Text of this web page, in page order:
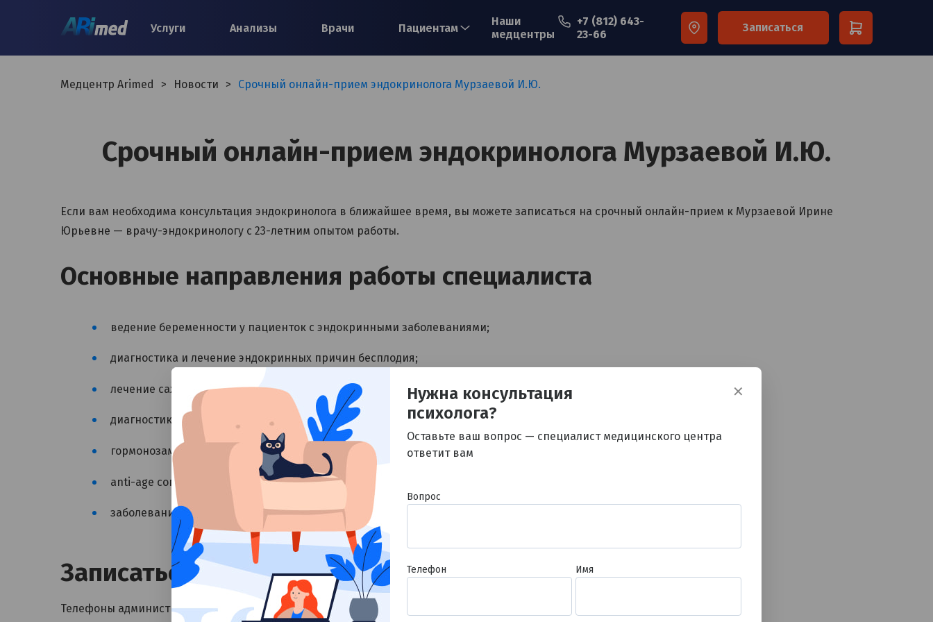
Услуги Анализы Врачи Пациентам
Наши
медцентры
+7 (812) 643-
23-66
Записаться
Медцентр Arimed > Новости > Срочный онлайн-прием эндокринолога Мурзаевой И.Ю.
Срочный онлайн-прием эндокринолога Мурзаевой И.Ю.
Если вам необходима консультация эндокринолога в ближайшее время, вы можете записаться на срочный онлайн-прием к Мурзаевой Ирине
Юрьевне — врачу-эндокринологу с 23-летним опытом работы.
Основные направления работы специалиста
ведение беременности у пациенток с эндокринными заболеваниями;
диагностика и лечение эндокринных причин бесплодия;
лечение сахарного диабета 2 типа и LADA-диабета;
диагностика и коррекция синдрома хронической усталости;
гормонозаместительная терапия для женщин и мужчин;
anti-age сопровождение с позиций доказательной эндокринологии, гормонального баланса и нутрициологии;
заболевания щитовидной железы, нарушения обмена веществ и гормональные расстройства.
Записаться на консультацию
Телефоны администраторов: +7 (812) 643-23-66
×
✕
Нужна консультация
психолога?
Оставьте ваш вопрос — специалист медицинского центра
ответит вам
Вопрос
Телефон Имя